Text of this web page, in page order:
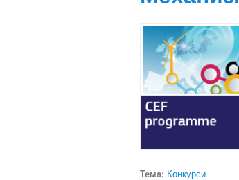
Тема: Конкурси